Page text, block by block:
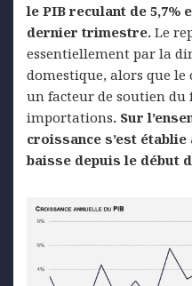
le PIB reculant de 5,7%
dernier trimestre. Le
essentiellement par la
domestique, alors que
un facteur de soutien du
importations. Sur
croissance s’est
baisse depuis le début